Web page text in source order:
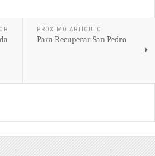
PRÓXIMO ARTÍCULO
Para Recuperar San Pedro